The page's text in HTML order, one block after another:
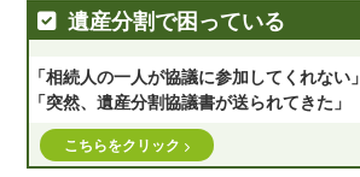
遺産分割で困っている
「相続人の一人が協議に参加してくれない」
「突然、遺産分割協議書が送られてきた」
こちらをクリック